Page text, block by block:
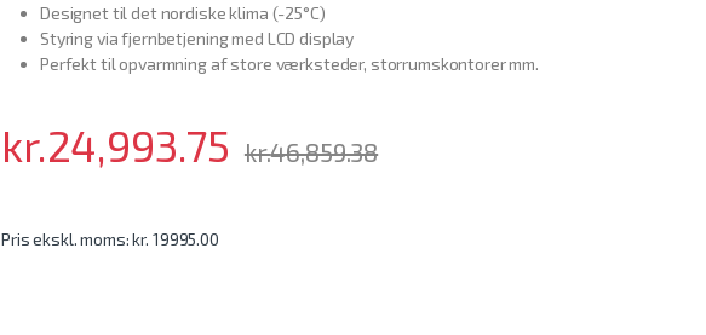
Designet til det nordiske klima (-25°C)
Styring via fjernbetjening med LCD display
Perfekt til opvarmning af store værksteder, storrumskontorer mm.
kr.24,993.75 kr.46,859.38
Pris ekskl. moms: kr. 19995.00